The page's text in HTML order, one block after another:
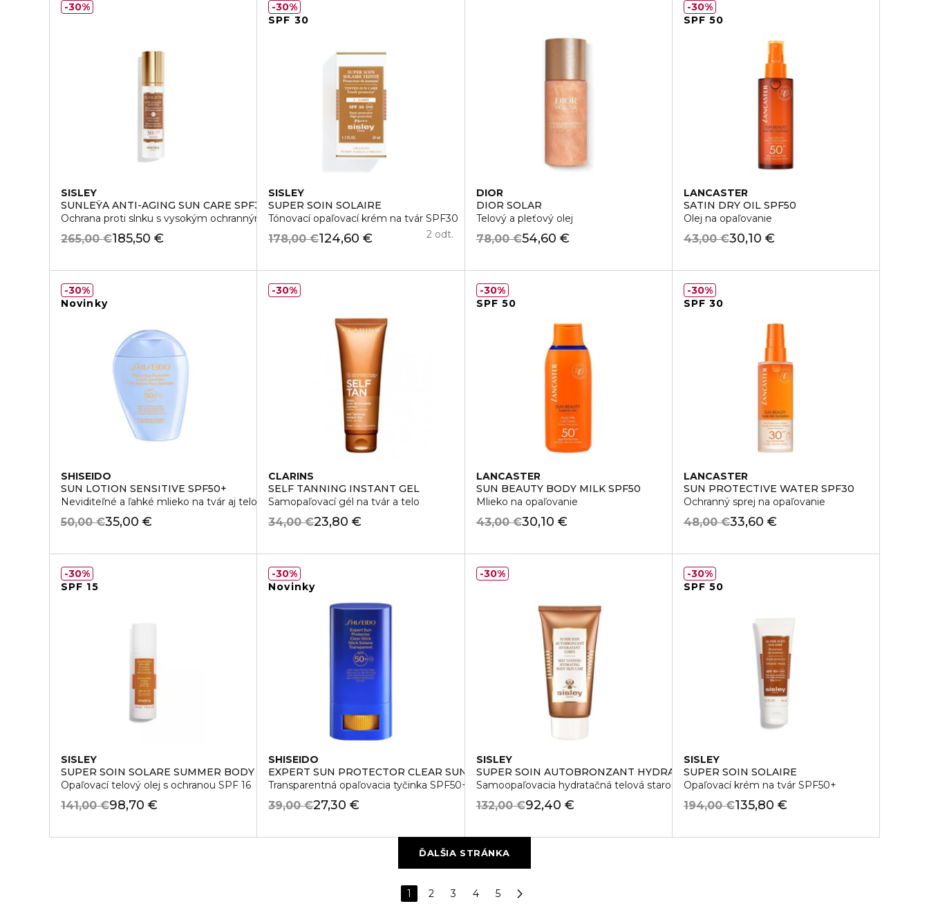
SISLEY
SUNLEŸA ANTI-AGING SUN CARE SPF30
Ochrana proti slnku s vysokým ochranným faktorom
185,50 €
265,00 €
30%
SPF 30
SISLEY
SUPER SOIN SOLAIRE
Tónovací opaľovací krém na tvár SPF30
124,60 €
178,00 € 2 odt.
30%
DIOR
DIOR SOLAR
Telový a pleťový olej
54,60 €
78,00 €
SPF 50
LANCASTER
SATIN DRY OIL SPF50
Olej na opaľovanie
30,10 €
43,00 €
30%
Novinky
SHISEIDO
SUN LOTION SENSITIVE SPF50+
Neviditeľné a ľahké mlieko na tvár aj telo
35,00 €
50,00 €
30%
CLARINS
SELF TANNING INSTANT GEL
Samopaľovací gél na tvár a telo
23,80 €
34,00 €
30%
SPF 50
LANCASTER
SUN BEAUTY BODY MILK SPF50
Mlieko na opaľovanie
30,10 €
43,00 €
30%
SPF 30
LANCASTER
SUN PROTECTIVE WATER SPF30
Ochranný sprej na opaľovanie
33,60 €
48,00 €
30%
SPF 15
SISLEY
SUPER SOIN SOLARE SUMMER BODY OIL CARE SPF 15
Opaľovací telový olej s ochranou SPF 16
98,70 €
141,00 €
30%
Novinky
SHISEIDO
EXPERT SUN PROTECTOR CLEAR SUN STICK SPF50+
Transparentná opaľovacia tyčinka SPF50+
27,30 €
39,00 €
30%
SISLEY
SUPER SOIN AUTOBRONZANT HYDRATANT CORPS
Samoopaľovacia hydratačná telová starostlivosť
92,40 €
132,00 €
30%
SPF 50
SISLEY
SUPER SOIN SOLAIRE
Opaľovací krém na tvár SPF50+
135,80 €
194,00 €
30%
ĎALŠIA STRÁNKA
1 2 3 4 5